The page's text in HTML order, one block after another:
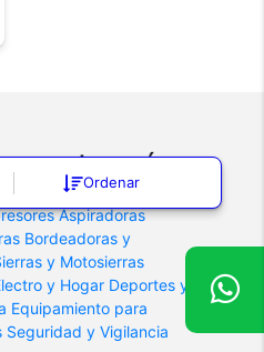
Ordenar
categorías
Accesorios de
Aspiradoras
Bordeadoras y
y Motosierras
y Hogar Deportes y
Equipamiento para
Seguridad y Vigilancia